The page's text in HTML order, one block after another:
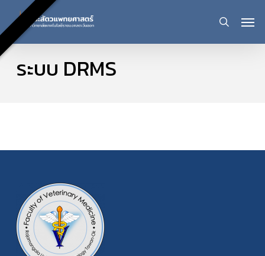
Skip
to
mainระบบ DRMS